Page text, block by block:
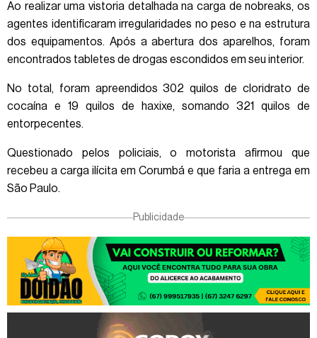
Ao realizar uma vistoria detalhada na carga de nobreaks, os
agentes identificaram irregularidades no peso e na estrutura
dos equipamentos. Após a abertura dos aparelhos, foram
encontrados tabletes de drogas escondidos em seu interior.
No total, foram apreendidos 302 quilos de cloridrato de
cocaína e 19 quilos de haxixe, somando 321 quilos de
entorpecentes.
Questionado pelos policiais, o motorista afirmou que
recebeu a carga ilícita em Corumbá e que faria a entrega em
São Paulo.
Publicidade